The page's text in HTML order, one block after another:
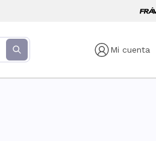
Mi cuenta